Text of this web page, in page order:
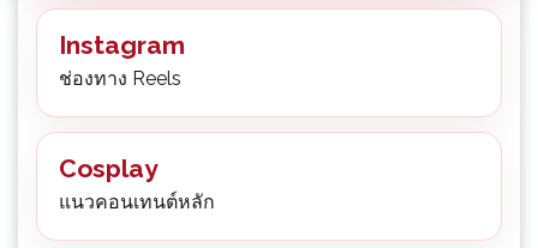
Instagram
ช่องทาง Reels
Cosplay
แนวคอนเทนต์หลัก